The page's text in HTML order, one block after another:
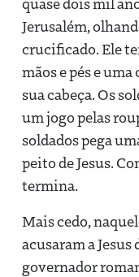
Jerusalém,
crucificado. Ele
mãos e pés e
sua cabeça. Os
um jogo pelas
soldados pega
peito de Jesus.
termina.
Mais cedo,
acusaram a
governador